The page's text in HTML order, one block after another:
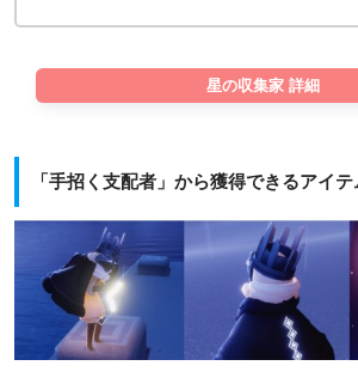
星の収集家 詳細
「手招く支配者」から獲得できるアイ